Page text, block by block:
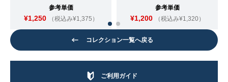
ご利用ガイド
参考単価
¥1,250 （税込み¥1,375）
参考単価
¥1,200 （税込み¥1,320）
コレクション一覧へ戻る